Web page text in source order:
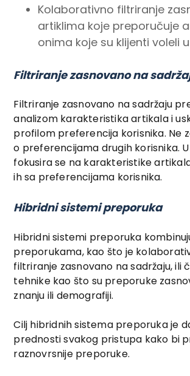
Kolaborativno filtriranje
artiklima koje preporučuje
onima koje su klijenti voleli
Filtriranje zasnovano na
Filtriranje zasnovano na sadržaju
analizom karakteristika artikala i
profilom preferencija korisnika. Ne
o preferencijama drugih korisnika.
fokusira se na karakteristike
ih sa preferencijama korisnika.
Hibridni sistemi preporuka
Hibridni sistemi preporuka
preporukama, kao što je
filtriranje zasnovano na sadržaju, ili
tehnike kao što su preporuke
znanju ili demografiji.
Cilj hibridnih sistema preporuka je
prednosti svakog pristupa kako bi
raznovrsnije preporuke.